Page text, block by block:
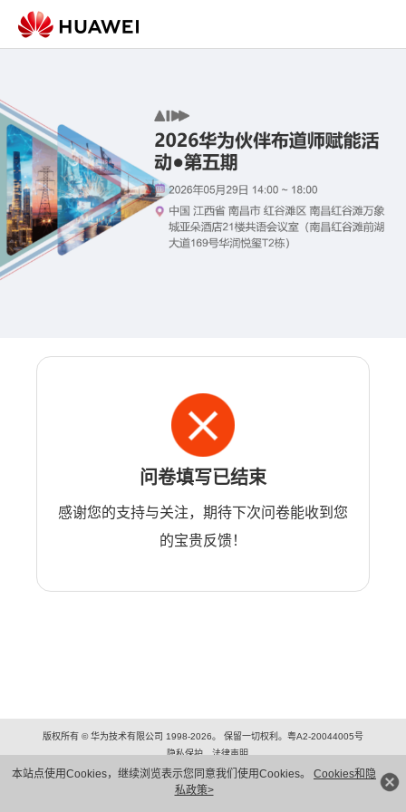
本站点使用Cookies，继续浏览表示您同意我们使用Cookies。 Cookies和隐
私政策>
问卷填写已结束
感谢您的支持与关注，期待下次问卷能收到您
的宝贵反馈！
版权所有 © 华为技术有限公司 1998-2026。 保留一切权利。粤A2-20044005号
隐私保护
法律声明